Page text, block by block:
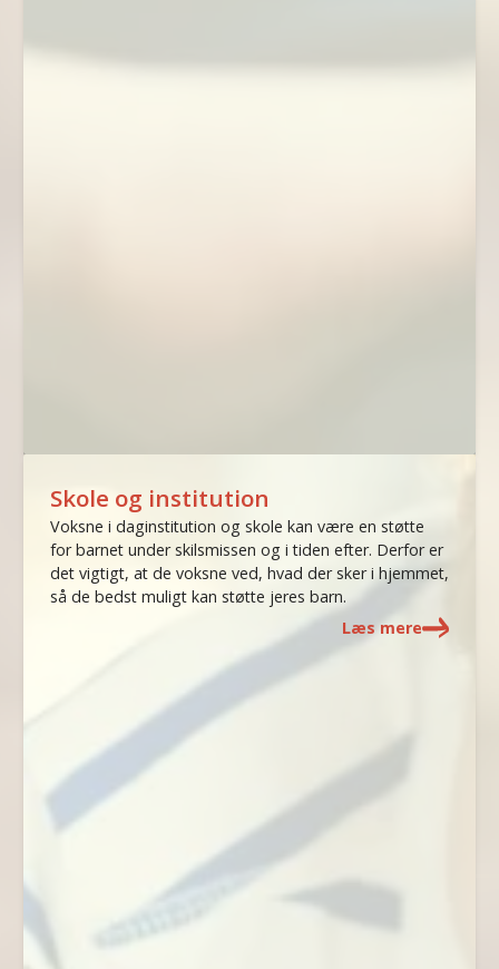
Skole og institution
Voksne i daginstitution og skole kan være en støtte
for barnet under skilsmissen og i tiden efter. Derfor er
det vigtigt, at de voksne ved, hvad der sker i hjemmet,
så de bedst muligt kan støtte jeres barn.
Læs mere